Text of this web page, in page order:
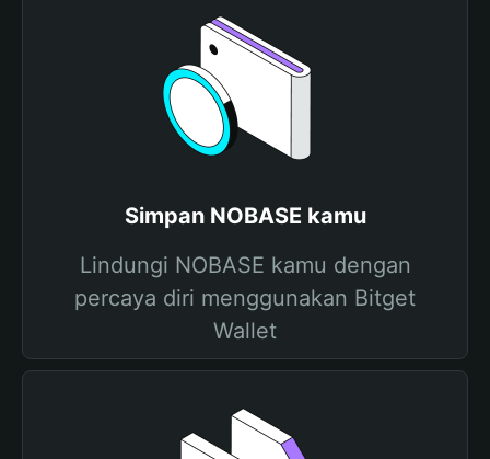
Simpan NOBASE kamu
Lindungi NOBASE kamu dengan
percaya diri menggunakan Bitget
Wallet